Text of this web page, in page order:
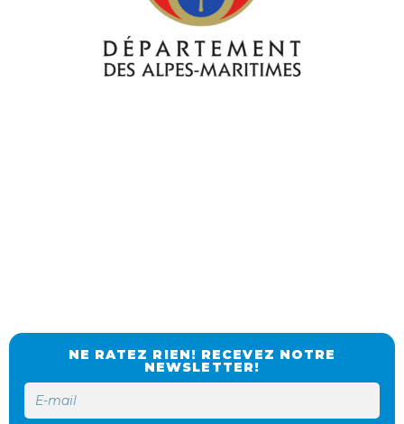
NE RATEZ RIEN! RECEVEZ NOTRE
NEWSLETTER!